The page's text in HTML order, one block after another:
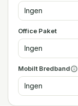
Ingen
Office Paket
Ingen
Mobilt Bredband
Ingen